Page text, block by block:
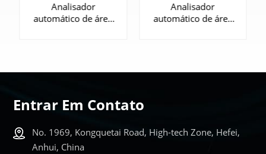
Analisador
automático de área
SABER MAIS
Analisador
automático de área
Entrar Em Contato
No. 1969, Kongquetai Road, High-tech Zone, Hefei,
Anhui, China